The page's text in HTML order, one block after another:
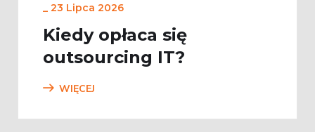
_ 23 Lipca 2026
Kiedy opłaca się
outsourcing IT?
WIĘCEJ